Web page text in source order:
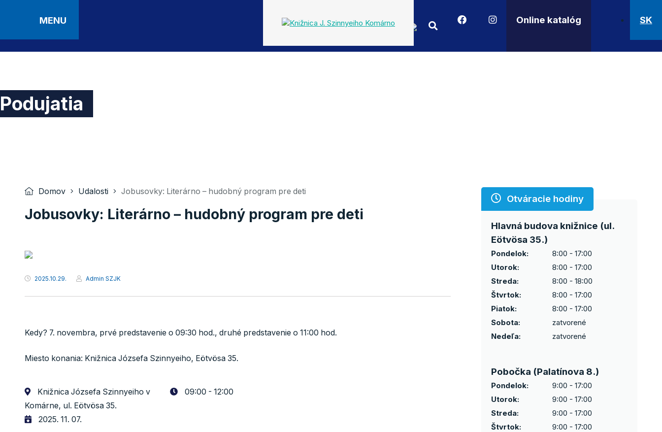
MENU SK
Online katalóg
Podujatia
Domov Udalosti Jobusovky: Literárno – hudobný program pre deti
Jobusovky: Literárno – hudobný program pre deti
2025.10.29. Admin SZJK
Kedy? 7. novembra, prvé predstavenie o 09:30 hod., druhé predstavenie o 11:00 hod.
Miesto konania: Knižnica Józsefa Szinnyeiho, Eötvösa 35.
Knižnica Józsefa Szinnyeiho v
Komárne, ul. Eötvösa 35.
2025. 11. 07.
09:00 - 12:00
Otváracie hodiny
Hlavná budova knižnice (ul.
Eötvösa 35.)
Pondelok:
8:00 - 17:00
Utorok:
8:00 - 17:00
Streda:
8:00 - 18:00
Štvrtok:
8:00 - 17:00
Piatok:
8:00 - 17:00
Sobota:
zatvorené
Nedeľa:
zatvorené
Pobočka (Palatínova 8.)
Pondelok:
9:00 - 17:00
Utorok:
9:00 - 17:00
Streda:
9:00 - 17:00
Štvrtok:
9:00 - 17:00